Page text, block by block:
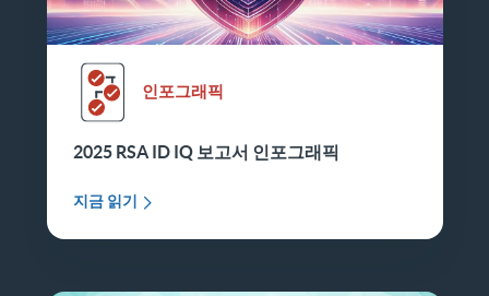
인포그래픽
2025 RSA ID IQ 보고서 인포그래픽
지금 읽기